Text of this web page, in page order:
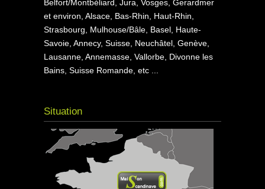
Belfort/Montbéliard, Jura, Vosges, Gerardmer
et environ, Alsace, Bas-Rhin, Haut-Rhin,
Strasbourg, Mulhouse/Bâle, Basel, Haute-
Savoie, Annecy, Suisse, Neuchâtel, Genève,
Lausanne, Annemasse, Vallorbe, Divonne les
Bains, Suisse Romande, etc ...
Situation